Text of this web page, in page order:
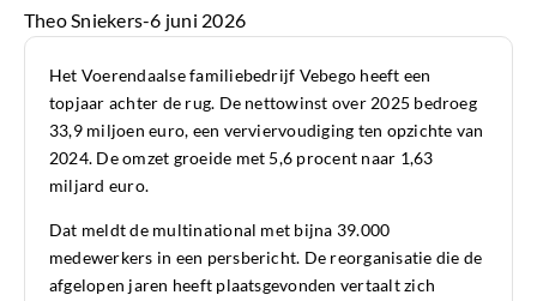
Theo Sniekers-6 juni 2026
Het Voerendaalse familiebedrijf Vebego heeft een
topjaar achter de rug. De nettowinst over 2025 bedroeg
33,9 miljoen euro, een verviervoudiging ten opzichte van
2024. De omzet groeide met 5,6 procent naar 1,63
miljard euro.
Dat meldt de multinational met bijna 39.000
medewerkers in een persbericht. De reorganisatie die de
afgelopen jaren heeft plaatsgevonden vertaalt zich